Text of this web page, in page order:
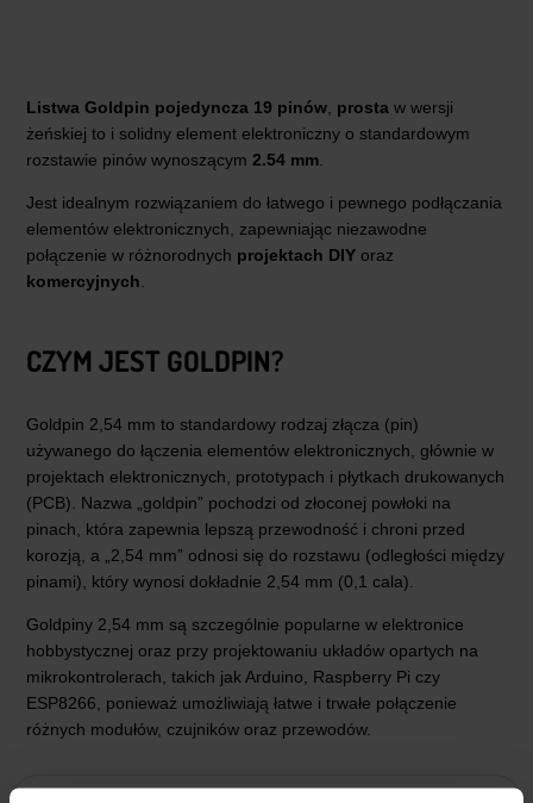
Listwa Goldpin pojedyncza 19 pinów prosta w wersji
żeńskiej to i solidny element elektroniczny o standardowym
rozstawie pinów wynoszącym 2.54 mm
Jest idealnym rozwiązaniem do łatwego i pewnego podłączania
elementów elektronicznych, zapewniając niezawodne
połączenie w różnorodnych projektach DIY oraz
komercyjnych
CZYM JEST GOLDPIN?
Goldpin 2,54 mm to standardowy rodzaj złącza (pin)
używanego do łączenia elementów elektronicznych, głównie w
projektach elektronicznych, prototypach i płytkach drukowanych
(PCB). Nazwa „goldpin” pochodzi od złoconej powłoki na
pinach, która zapewnia lepszą przewodność i chroni przed
korozją, a „2,54 mm” odnosi się do rozstawu (odległości między
pinami), który wynosi dokładnie 2,54 mm (0,1 cala).
Goldpiny 2,54 mm są szczególnie popularne w elektronice
hobbystycznej oraz przy projektowaniu układów opartych na
mikrokontrolerach, takich jak Arduino, Raspberry Pi czy
ESP8266, ponieważ umożliwiają łatwe i trwałe połączenie
różnych modułów, czujników oraz przewodów.